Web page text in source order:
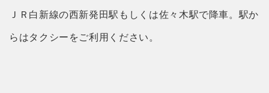
ＪＲ白新線の西新発田駅もしくは佐々木駅で降車。駅か
らはタクシーをご利用ください。